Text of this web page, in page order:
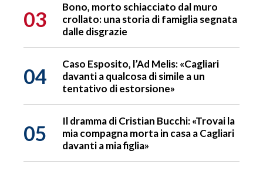
03
Bono, morto schiacciato dal muro
crollato: una storia di famiglia segnata
dalle disgrazie
04
Caso Esposito, l’Ad Melis: «Cagliari
davanti a qualcosa di simile a un
tentativo di estorsione»
05
Il dramma di Cristian Bucchi: «Trovai la
mia compagna morta in casa a Cagliari
davanti a mia figlia»